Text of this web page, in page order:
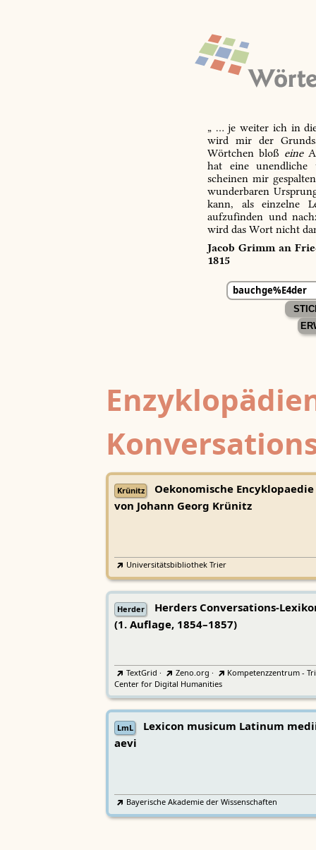
„ … je weiter ich in
wird mir der
Wörtchen bloß eine
hat eine unendliche
scheinen mir
wunderbaren
kann, als einzelne
aufzufinden und
wird das Wort nicht
Jacob Grimm an
1815
Krünitz
Oekonomische Encyklopaedie
von Johann Georg Krünitz
Universitätsbibliothek Trier
Herder
Herders Conversations-
(1. Auflage, 1854–1857)
TextGrid · Zeno.org ·
Kompetenzzentrum -
Center for Digital Humanities
LmL
Lexicon musicum Latinum
aevi
Bayerische Akademie der Wissenschaften